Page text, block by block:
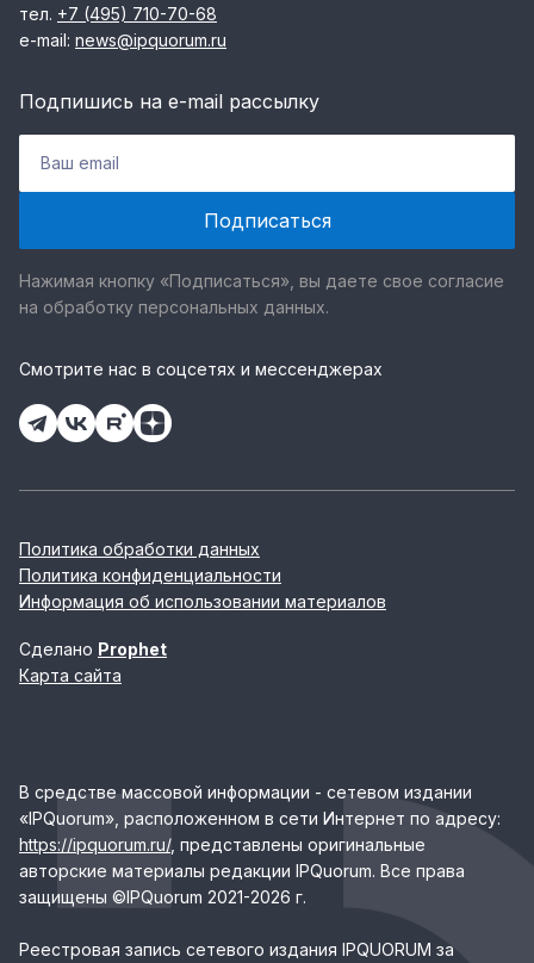
тел. +7 (495) 710-70-68
e-mail: news@ipquorum.ru
Подпишись на e-mail рассылку
Нажимая кнопку «Подписаться», вы даете свое согласие
на обработку персональных данных.
Смотрите нас в соцсетях и мессенджерах
Политика обработки данных
Политика конфиденциальности
Информация об использовании материалов
Сделано Prophet
Карта сайта
В средстве массовой информации - сетевом издании
«IPQuorum», расположенном в сети Интернет по адресу:
https://ipquorum.ru/, представлены оригинальные
авторские материалы редакции IPQuorum. Все права
защищены ©IPQuorum 2021-2026 г.
Реестровая запись сетевого издания IPQUORUM за